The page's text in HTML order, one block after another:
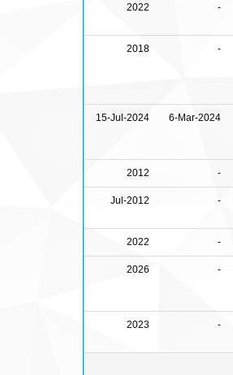
2022 -
2018 -
15-Jul-2024 6-Mar-2024
2012 -
Jul-2012 -
2022 -
2026 -
2023 -